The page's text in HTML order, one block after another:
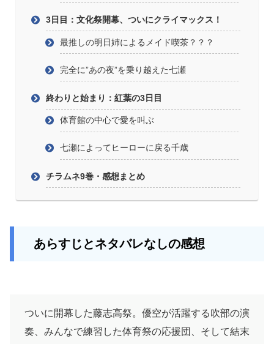
3日目：文化祭開幕、ついにクライマックス！
最推しの明日姉によるメイド喫茶？？？
完全に”あの夜”を乗り越えた七瀬
終わりと始まり：紅葉の3日目
体育館の中心で愛を叫ぶ
七瀬によってヒーローに戻る千歳
チラムネ9巻・感想まとめ
あらすじとネタバレなしの感想
ついに開幕した藤志高祭。優空が活躍する吹部の演
奏、みんなで練習した体育祭の応援団、そして結末